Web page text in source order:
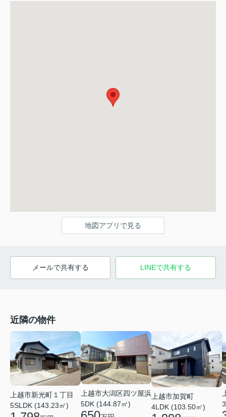
地図アプリで見る
メールで共有する LINEで共有する
近隣の物件
上越市新光町１丁目
5SLDK (143.23㎡)
上越市大潟区四ツ屋浜
5DK (144.87㎡)
上越市加賀町
4LDK (103.50㎡)